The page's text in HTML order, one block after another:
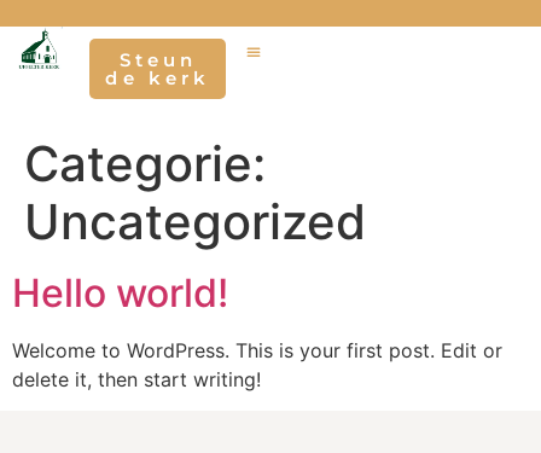
Steun
de kerk
Categorie:
Uncategorized
Hello world!
Welcome to WordPress. This is your first post. Edit or
delete it, then start writing!